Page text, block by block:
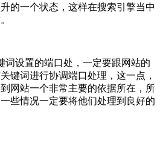
的一个状态，这样在搜索引擎当中
设置的端口处，一定要跟网站的
键词进行协调端口处理，这一点，
网站一个非常主要的依据所在，所
些情况一定要将他们处理到良好的